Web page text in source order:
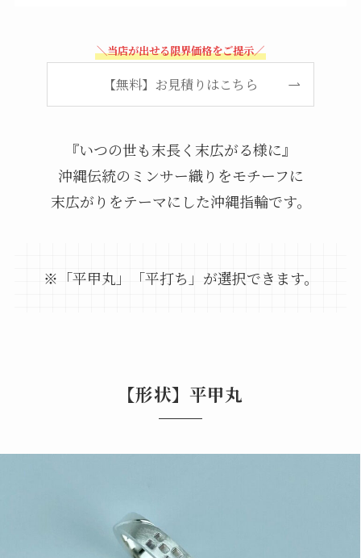
＼当店が出せる限界価格をご提示／
【無料】お見積りはこちら
『いつの世も末長く末広がる様に』
沖縄伝統のミンサー織りをモチーフに
末広がりをテーマにした沖縄指輪です。
※「平甲丸」「平打ち」が選択できます。
【形状】平甲丸